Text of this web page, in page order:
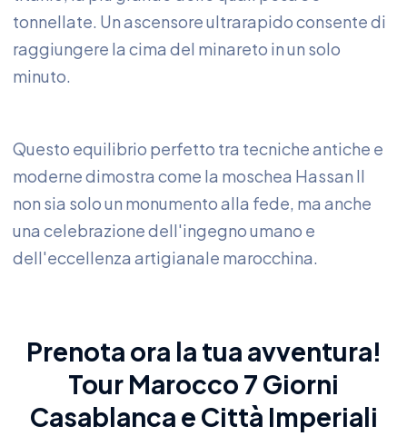
tonnellate. Un ascensore ultrarapido consente di
raggiungere la cima del minareto in un solo
minuto.
Questo equilibrio perfetto tra tecniche antiche e
moderne dimostra come la moschea Hassan II
non sia solo un monumento alla fede, ma anche
una celebrazione dell'ingegno umano e
dell'eccellenza artigianale marocchina.
Prenota ora la tua avventura!
Tour Marocco 7 Giorni
Casablanca e Città Imperiali